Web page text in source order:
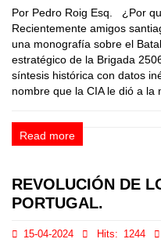
Por Pedro Roig Esq. ¿Por
Recientemente amigos
una monografía sobre el
estratégico de la Brigada
síntesis histórica con datos
nombre que la CIA le dió a la
Read more
REVOLUCIÓN DE
PORTUGAL.
15-04-2024 Hits: 1244